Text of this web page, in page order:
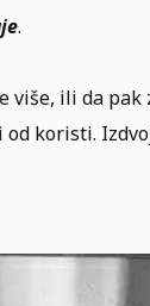
.
više, ili da pak
koristi.